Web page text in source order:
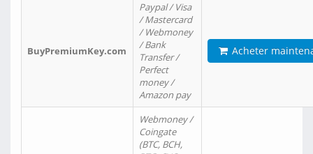
BuyPremiumKey.com
Paypal / Visa
/ Mastercard
/ Webmoney
/ Bank
Transfer /
Perfect
money /
Amazon pay
Acheter
Webmoney /
Coingate
(BTC, BCH,